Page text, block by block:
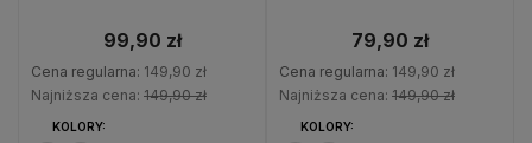
99,90 zł
Cena regularna: 149,90 zł
Najniższa cena: 149,90 zł
KOLORY:
79,90 zł
Cena regularna: 149,90 zł
Najniższa cena: 149,90 zł
KOLORY: